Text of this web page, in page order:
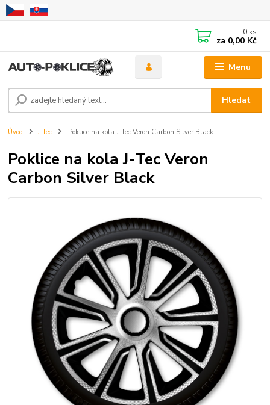
Menu
Hledat
0 ks
za 0,00 Kč
Úvod J-Tec Poklice na kola J-Tec Veron Carbon Silver Black
Poklice na kola J-Tec Veron
Carbon Silver Black